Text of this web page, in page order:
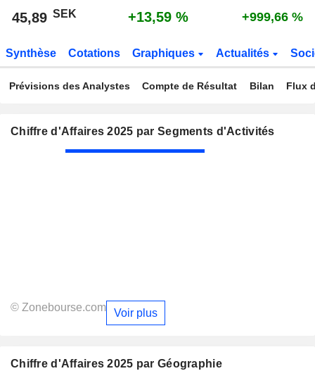
45,89 SEK +13,59 % +999,66 %
Synthèse Cotations Graphiques Actualités
Prévisions des Analystes Compte de Résultat Bilan Flux
Chiffre d'Affaires 2025 par Segments d'Activités
© Zonebourse.com Voir plus
Chiffre d'Affaires 2025 par Géographie